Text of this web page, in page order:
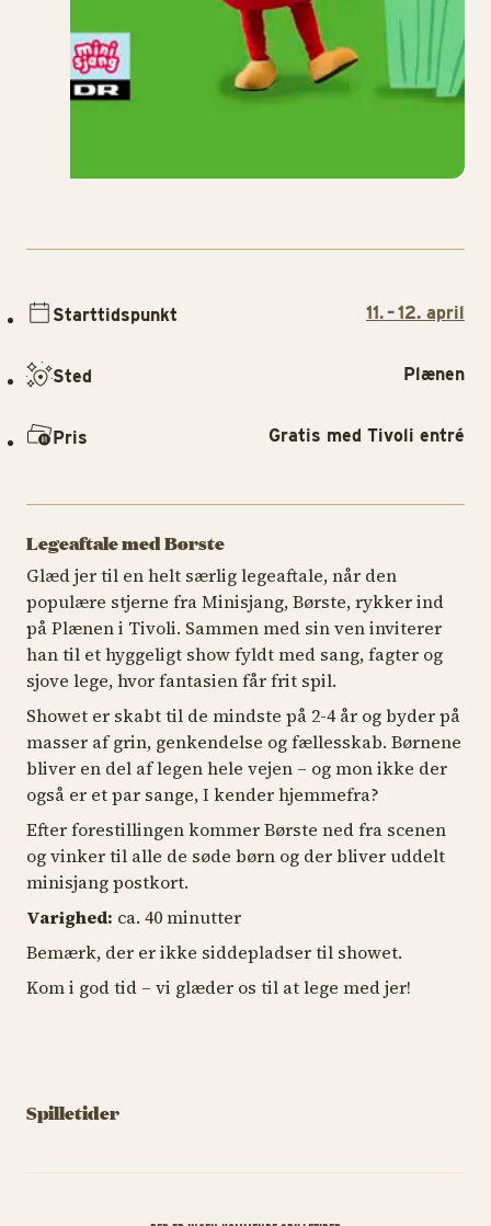
Legeaftale med Børste
Glæd jer til en helt særlig legeaftale, når den
populære stjerne fra Minisjang, Børste, rykker ind
på Plænen i Tivoli. Sammen med sin ven inviterer
han til et hyggeligt show fyldt med sang, fagter og
sjove lege, hvor fantasien får frit spil.
Showet er skabt til de mindste på 2-4 år og byder på
masser af grin, genkendelse og fællesskab. Børnene
bliver en del af legen hele vejen – og mon ikke der
også er et par sange, I kender hjemmefra?
Efter forestillingen kommer Børste ned fra scenen
og vinker til alle de søde børn og der bliver uddelt
minisjang postkort.
Varighed: ca. 40 minutter
Bemærk, der er ikke siddepladser til showet.
Kom i god tid – vi glæder os til at lege med jer!
Starttidspunkt 11. – 12. april
Sted Plænen
Pris Gratis med Tivoli entré
Spilletider